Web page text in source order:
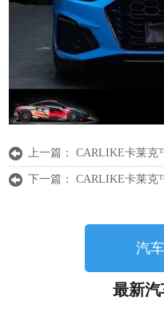
上一篇：CARLIKE卡莱克
下一篇：CARLIKE卡莱克
汽
最新